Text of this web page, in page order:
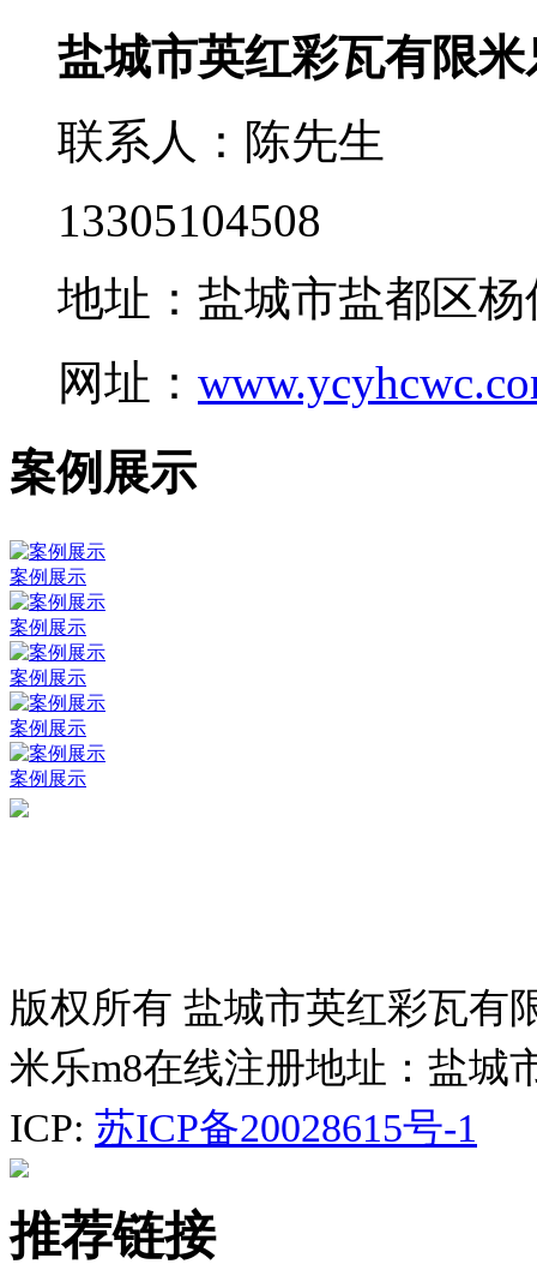
盐城市英红彩瓦有限
联系人：陈先生
13305104508
地址：盐城市盐都区
网址：
案例展示
案例展示
案例展示
案例展示
案例展示
案例展示
版权所有 盐城市英红彩瓦有
米乐m8在线注册地址：盐城
ICP: 苏ICP备20028615号-1
推荐链接